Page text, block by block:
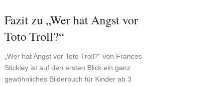
Fazit zu „Wer hat Angst vor
Toto Troll?“
„Wer hat Angst vor Toto Troll?“ von Frances
Stickley ist auf den ersten Blick ein ganz
gewöhnliches Bilderbuch für Kinder ab 3